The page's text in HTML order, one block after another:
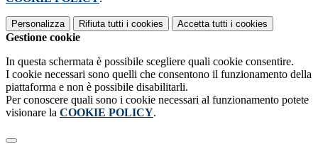
Personalizza Rifiuta tutti i cookies Accetta tutti i cookies
Gestione cookie
In questa schermata è possibile scegliere quali cookie consentire.
I cookie necessari sono quelli che consentono il funzionamento della
piattaforma e non è possibile disabilitarli.
Per conoscere quali sono i cookie necessari al funzionamento potete
visionare la COOKIE POLICY.